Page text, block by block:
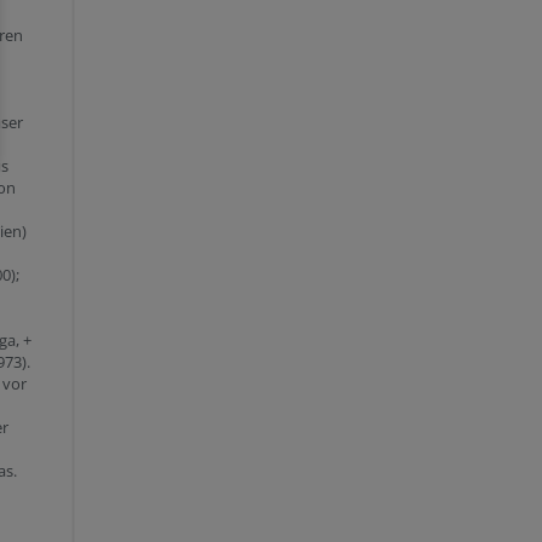
+
vor